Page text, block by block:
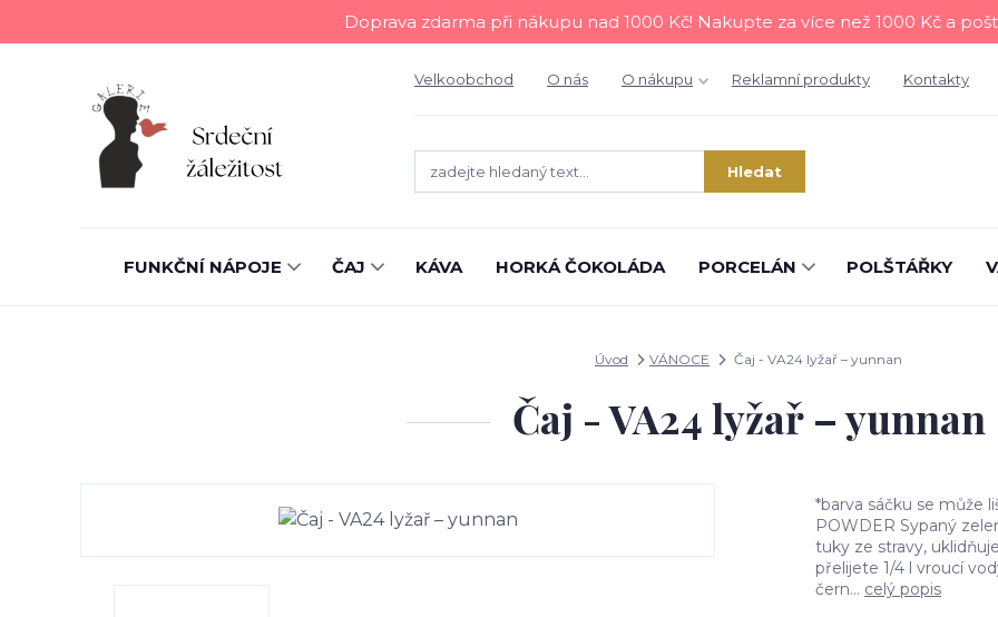
Doprava zdarma při nákupu nad 1000 Kč! Nakupte za více než 1000 Kč a
Velkoobchod O nás O nákupu Reklamní produkty Kontakty
Hledat
FUNKČNÍ NÁPOJE ČAJ KÁVA HORKÁ ČOKOLÁDA PORCELÁN POLŠTÁŘKY
Úvod VÁNOCE Čaj - VA24 lyžař – yunnan
Čaj - VA24 lyžař – yunnan
*barva sáčku se může
POWDER Sypaný
tuky ze stravy,
přelijete 1/4 l vroucí
čern... celý popis